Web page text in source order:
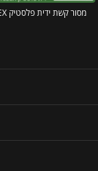
מסור קשת ידית פלסטיק CT32EX -תבור